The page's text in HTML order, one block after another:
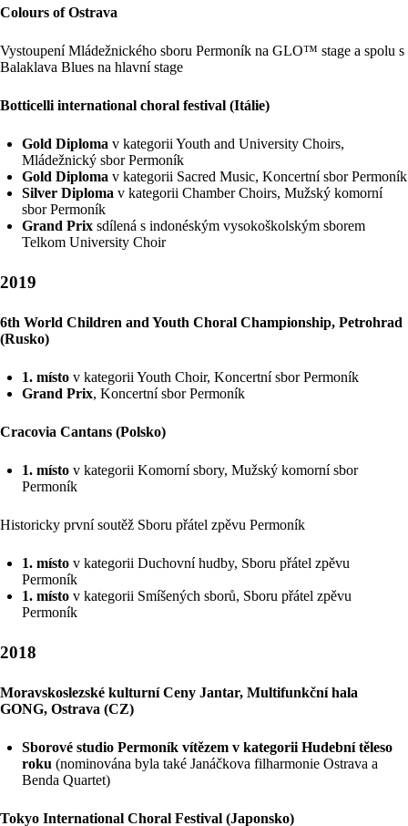
Colours of Ostrava
Vystoupení Mládežnického sboru Permoník na GLO™ stage a spolu s
Balaklava Blues na hlavní stage
Botticelli international choral festival (Itálie)
Gold Diploma v kategorii Youth and University Choirs,
Mládežnický sbor Permoník
Gold Diploma v kategorii Sacred Music, Koncertní sbor Permoník
Silver Diploma v kategorii Chamber Choirs, Mužský komorní
sbor Permoník
Grand Prix sdílená s indonéským vysokoškolským sborem
Telkom University Choir
2019
6th World Children and Youth Choral Championship, Petrohrad
(Rusko)
1. místo v kategorii Youth Choir, Koncertní sbor Permoník
Grand Prix, Koncertní sbor Permoník
Cracovia Cantans (Polsko)
1. místo v kategorii Komorní sbory, Mužský komorní sbor
Permoník
Historicky první soutěž Sboru přátel zpěvu Permoník
1. místo v kategorii Duchovní hudby, Sboru přátel zpěvu
Permoník
1. místo v kategorii Smíšených sborů, Sboru přátel zpěvu
Permoník
2018
Moravskoslezské kulturní Ceny Jantar, Multifunkční hala
GONG, Ostrava (CZ)
Sborové studio Permoník vítězem v kategorii Hudební těleso
roku (nominována byla také Janáčkova filharmonie Ostrava a
Benda Quartet)
Tokyo International Choral Festival (Japonsko)